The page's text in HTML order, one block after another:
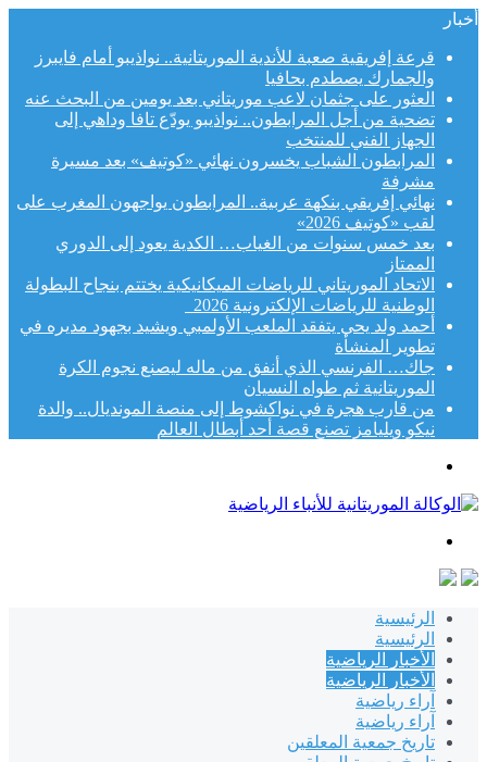
أخبار
قرعة إفريقية صعبة للأندية الموريتانية.. نواذيبو أمام فايبرز
والجمارك يصطدم بحافيا
العثور على جثمان لاعب موريتاني بعد يومين من البحث عنه
تضحية من أجل المرابطون.. نواذيبو يودّع تافا وداهي إلى
الجهاز الفني للمنتخب
المرابطون الشباب يخسرون نهائي «كوتيف» بعد مسيرة
مشرفة
نهائي إفريقي بنكهة عربية.. المرابطون يواجهون المغرب على
لقب «كوتيف 2026»
بعد خمس سنوات من الغياب… الكدية يعود إلى الدوري
الممتاز
الاتحاد الموريتاني للرياضات الميكانيكية يختتم بنجاح البطولة
الوطنية للرياضات الإلكترونية 2026
أحمد ولد يحي يتفقد الملعب الأولمبي ويشيد بجهود مديره في
تطوير المنشأة
جاك… الفرنسي الذي أنفق من ماله ليصنع نجوم الكرة
الموريتانية ثم طواه النسيان
من قارب هجرة في نواكشوط إلى منصة المونديال.. والدة
نيكو ويليامز تصنع قصة أحد أبطال العالم
الرئيسية
الرئيسية
الأخبار الرياضية
الأخبار الرياضية
آراء رياضية
آراء رياضية
تاريخ جمعية المعلقين